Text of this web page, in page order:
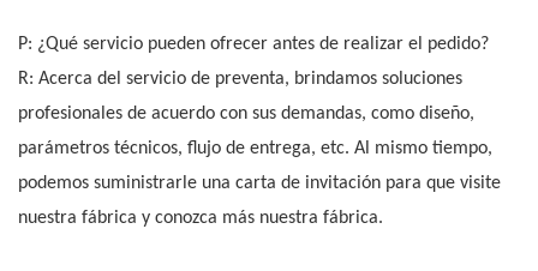
P: ¿Qué servicio pueden ofrecer antes de realizar el pedido?
R: Acerca del servicio de preventa, brindamos soluciones
profesionales de acuerdo con sus demandas, como diseño,
parámetros técnicos, flujo de entrega, etc. Al mismo tiempo,
podemos suministrarle una carta de invitación para que visite
nuestra fábrica y conozca más nuestra fábrica.